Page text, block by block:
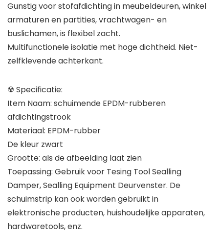
Gunstig voor stofafdichting in meubeldeuren, winkel
armaturen en partities, vrachtwagen- en
buslichamen, is flexibel zacht.
Multifunctionele isolatie met hoge dichtheid. Niet-
zelfklevende achterkant.
☢ Specificatie:
Item Naam: schuimende EPDM-rubberen
afdichtingstrook
Materiaal: EPDM-rubber
De kleur zwart
Grootte: als de afbeelding laat zien
Toepassing: Gebruik voor Tesing Tool Sealling
Damper, Sealling Equipment Deurvenster. De
schuimstrip kan ook worden gebruikt in
elektronische producten, huishoudelijke apparaten,
hardwaretools, enz.